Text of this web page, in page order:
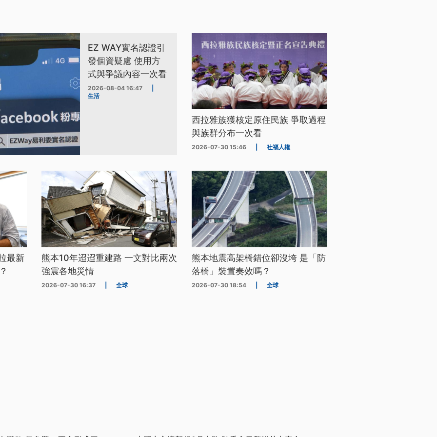
EZ WAY實名認證引
發個資疑慮 使用方
式與爭議內容一次看
2026-08-04 16:47
生活
西拉雅族獲核定原住民族 爭取過程
與族群分布一次看
2026-07-30 15:46 社福人權
最新
熊本10年迢迢重建路 一文對比兩次
強震各地災情
2026-07-30 16:37 全球
熊本地震高架橋錯位卻沒垮 是「防
落橋」裝置奏效嗎？
2026-07-30 18:54 全球